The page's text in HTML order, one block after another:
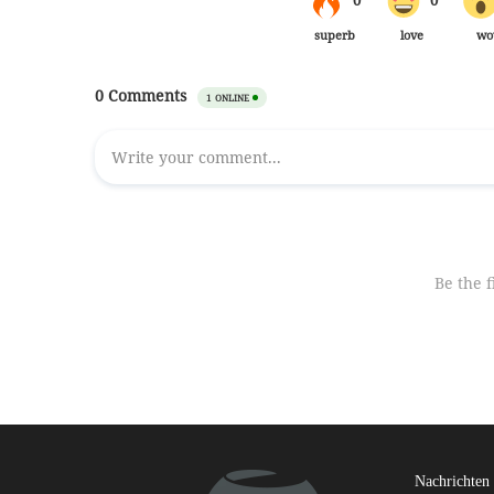
Nachrichten